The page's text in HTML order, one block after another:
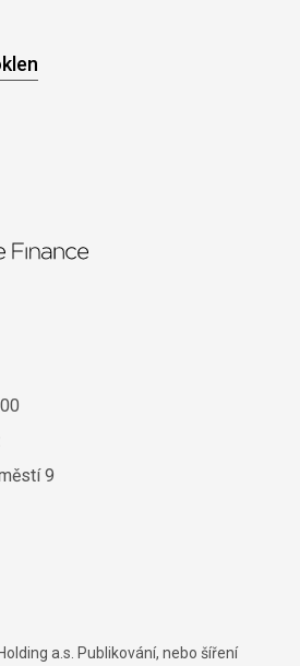
9
a.s. Publikování, nebo šíření